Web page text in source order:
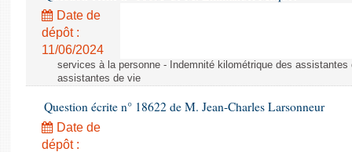
Date de
dépôt :
11/06/2024
services à la personne - Indemnité kilométrique des
assistantes de vie
Question écrite n° 18622 de M. Jean-Charles Larsonneur
Date de
dépôt :